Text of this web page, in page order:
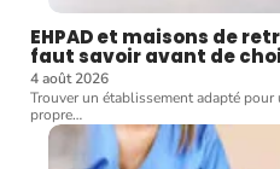
EHPAD et maisons de
faut savoir avant de
4 août 2026
Trouver un établissement adapté
propre…